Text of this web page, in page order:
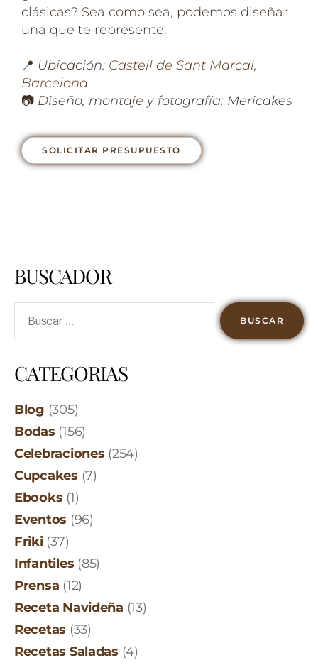
clásicas? Sea como sea, podemos diseñar
una que te represente.
📍 Ubicación: Castell de Sant Marçal,
Barcelona
📷 Diseño, montaje y fotografía: Mericakes
SOLICITAR PRESUPUESTO
BUSCADOR
CATEGORIAS
Blog (305)
Bodas (156)
Celebraciones (254)
Cupcakes (7)
Ebooks (1)
Eventos (96)
Friki(37)
Infantiles (85)
Prensa (12)
Receta Navideña (13)
Recetas (33)
Recetas Saladas (4)